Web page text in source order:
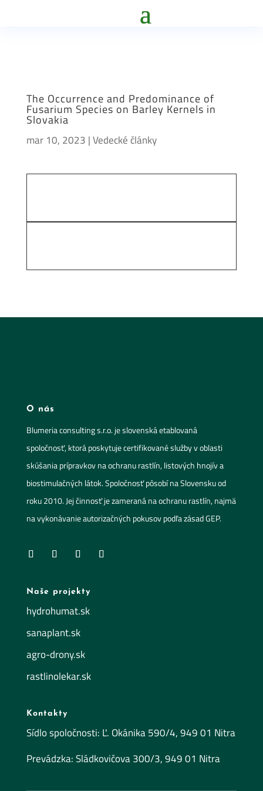
The Occurrence and Predominance of
Fusarium Species on Barley Kernels in
Slovakia
mar 10, 2023 |Vedecké články
O nás
Blumeria consulting s.r.o. je slovenská etablovaná
spoločnosť, ktorá poskytuje certifikované služby v oblasti
skúšania prípravkov na ochranu rastlín, listových hnojív a
biostimulačných látok. Spoločnosť pôsobí na Slovensku od
roku 2010. Jej činnosť je zameraná na ochranu rastlín, najmä
na vykonávanie autorizačných pokusov podľa zásad GEP.
Naše projekty
hydrohumat.sk
sanaplant.sk
agro-drony.sk
rastlinolekar.sk
Kontakty
Sídlo spoločnosti: Ľ. Okánika 590/4, 949 01 Nitra
Prevádzka: Sládkovičova 300/3, 949 01 Nitra